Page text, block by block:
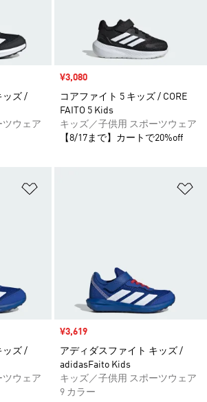
ッズ /
ツウェア
セール価格
¥3,080
コアファイト 5 キッズ / CORE
FAITO 5 Kids
キッズ／子供用 スポーツウェア
【8/17まで】カートで20%off
ッズ /
ツウェア
セール価格
¥3,619
アディダスファイト キッズ /
adidasFaito Kids
キッズ／子供用 スポーツウェア
9 カラー